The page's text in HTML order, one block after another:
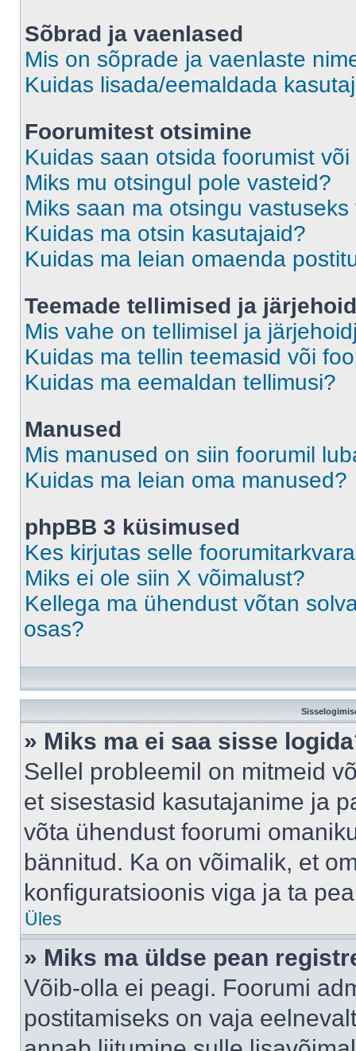
Sõbrad ja vaenlased
Mis on sõprade ja vaenlaste
Kuidas lisada/eemaldada
Foorumitest otsimine
Kuidas saan otsida foorumist
Miks mu otsingul pole vasteid?
Miks saan ma otsingu
Kuidas ma otsin kasutajaid?
Kuidas ma leian omaenda
Teemade tellimised ja
Mis vahe on tellimisel ja
Kuidas ma tellin teemasid või
Kuidas ma eemaldan tellimusi?
Manused
Mis manused on siin foorumil
Kuidas ma leian oma manused?
phpBB 3 küsimused
Kes kirjutas selle
Miks ei ole siin X võimalust?
Kellega ma ühendust võtan
osas?
» Miks ma ei saa sisse
Sellel probleemil on mitmeid
et sisestasid kasutajanime ja
võta ühendust foorumi
bännitud. Ka on võimalik, et
konfiguratsioonis viga ja ta
Üles
» Miks ma üldse pean
Võib-olla ei peagi. Foorumi
postitamiseks on vaja